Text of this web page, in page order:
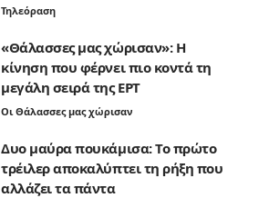
Τηλεόραση
«Θάλασσες μας χώρισαν»: Η
κίνηση που φέρνει πιο κοντά τη
μεγάλη σειρά της ΕΡΤ
Οι Θάλασσες μας χώρισαν
Δυο μαύρα πουκάμισα: Το πρώτο
τρέιλερ αποκαλύπτει τη ρήξη που
αλλάζει τα πάντα